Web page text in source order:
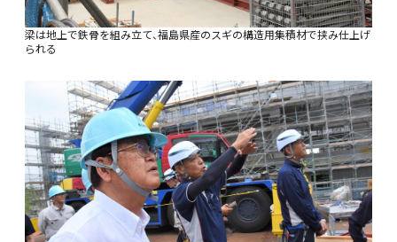
梁は地上で鉄骨を組み立て、福島県産のスギの構造用集積材で挟み仕上げ
られる